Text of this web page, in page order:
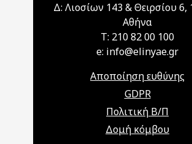
Δ: Λιοσίων 143 & Θειρσίου 6,
Αθήνα
T: 210 82 00 100
e: info@elinyae.gr
Αποποίηση ευθύνης
GDPR
Πολιτική Β/Π
Δομή κόμβου